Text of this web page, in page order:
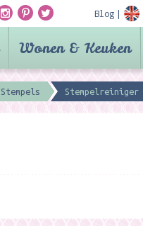
Blog
Wonen & Keuken
Stempels Stempelreiniger